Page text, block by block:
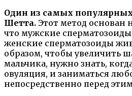
Один из самых
Шетта. Этот метод основан
что мужские
женские сперматозоиды
образом, чтобы увеличить
мальчика, нужно знать,
овуляция, и заниматься
непосредственно перед